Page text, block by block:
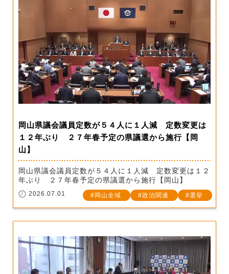
岡山県議会議員定数が５４人に１人減 定数変更は
１２年ぶり ２７年春予定の県議選から施行【岡
山】
岡山県議会議員定数が５４人に１人減 定数変更は１２
年ぶり ２７年春予定の県議選から施行【岡山】
2026.07.01 岡山全域 政治関連 選挙